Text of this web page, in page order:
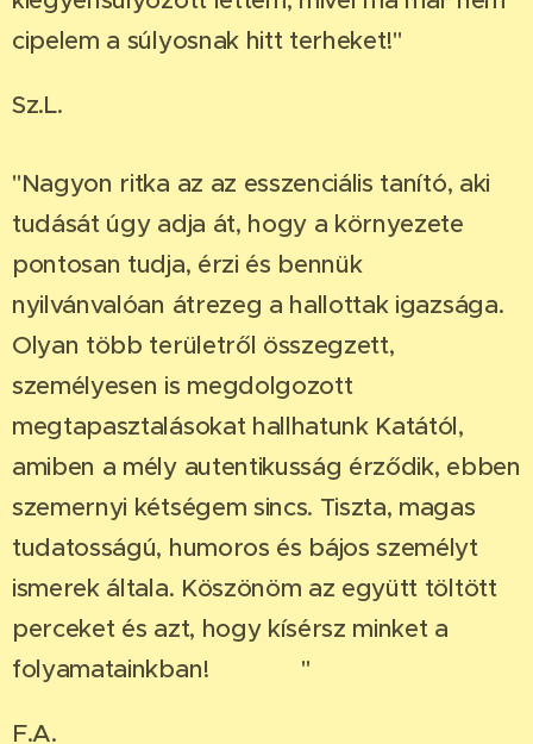
cipelem a súlyosnak hitt terheket!"
Sz.L.
"Nagyon ritka az az esszenciális tanító, aki
tudását úgy adja át, hogy a környezete
pontosan tudja, érzi és bennük
nyilvánvalóan átrezeg a hallottak igazsága.
Olyan több területről összegzett,
személyesen is megdolgozott
megtapasztalásokat hallhatunk Katától,
amiben a mély autentikusság érződik, ebben
szemernyi kétségem sincs. Tiszta, magas
tudatosságú, humoros és bájos személyt
ismerek általa. Köszönöm az együtt töltött
perceket és azt, hogy kísérsz minket a
folyamatainkban!❤💛🧡"
F.A.